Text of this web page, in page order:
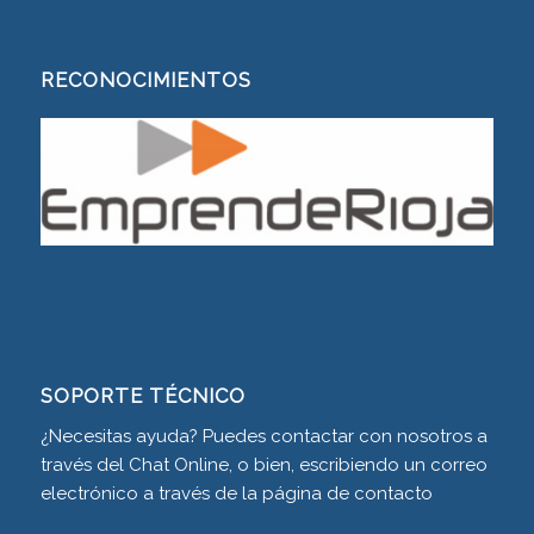
RECONOCIMIENTOS
SOPORTE TÉCNICO
¿Necesitas ayuda? Puedes contactar con nosotros a
través del Chat Online, o bien, escribiendo un correo
electrónico a través de la página de contacto